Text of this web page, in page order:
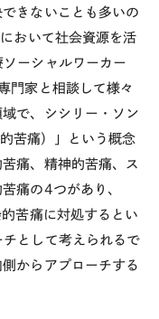
きないことも多いの
おいて社会資源を活
ーシャルワーカー
門家と相談して様々
で、シシリー・ソン
的苦痛）」という概念
痛、精神的苦痛、ス
痛の4つがあり、
苦痛に対処するとい
として考えられるで
からアプローチする